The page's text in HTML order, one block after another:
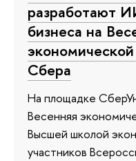
разработают
бизнеса на
Сбера
На площадке
Весенняя
Высшей школой
участников